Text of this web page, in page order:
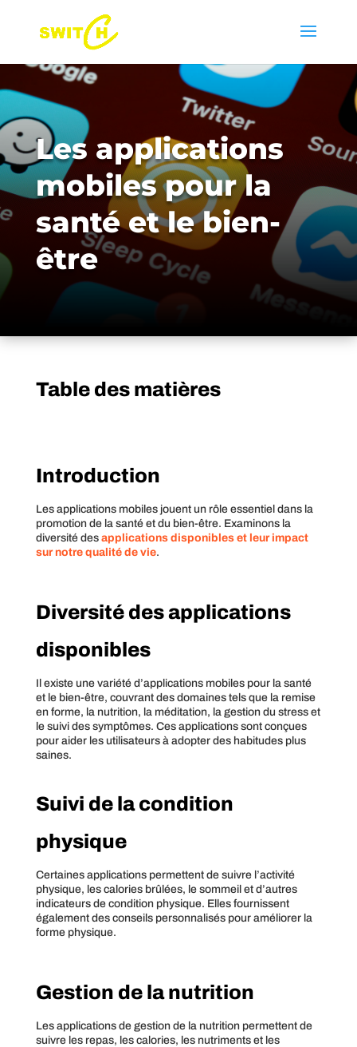
Les applications
mobiles pour la
santé et le bien-
être
Table des matières
Introduction
Les applications mobiles jouent un rôle essentiel dans la
promotion de la santé et du bien-être. Examinons la
diversité des applications disponibles et leur impact
sur notre qualité de vie.
Diversité des applications
disponibles
Il existe une variété d’applications mobiles pour la santé
et le bien-être, couvrant des domaines tels que la remise
en forme, la nutrition, la méditation, la gestion du stress et
le suivi des symptômes. Ces applications sont conçues
pour aider les utilisateurs à adopter des habitudes plus
saines.
Suivi de la condition
physique
Certaines applications permettent de suivre l’activité
physique, les calories brûlées, le sommeil et d’autres
indicateurs de condition physique. Elles fournissent
également des conseils personnalisés pour améliorer la
forme physique.
Gestion de la nutrition
Les applications de gestion de la nutrition permettent de
suivre les repas, les calories, les nutriments et les